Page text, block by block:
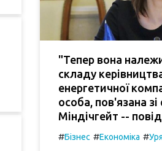
"Тепер вона
складу
енергетичної
особа, пов'язана
Міндічгейт --
#Бізнес #Економіка #